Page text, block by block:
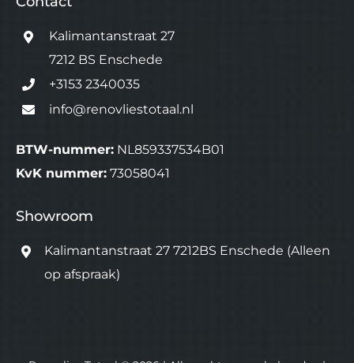
Kalimantanstraat 27
7212 BS Enschede
+3153 2340035
info@renovliestotaal.nl
BTW-nummer: NL859337534B01
KvK nummer: 73058041
Showroom
Kalimantanstraat 27 7212BS Enschede (Alleen
op afspraak)